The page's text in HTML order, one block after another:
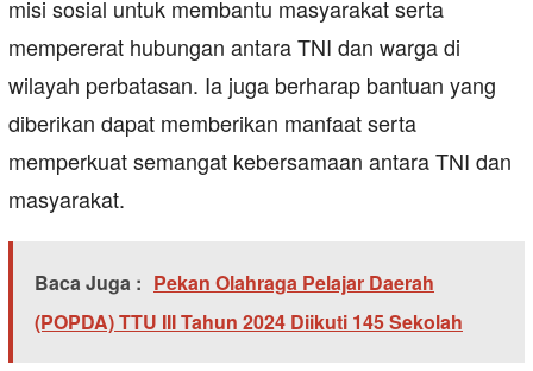
misi sosial untuk membantu masyarakat serta
mempererat hubungan antara TNI dan warga di
wilayah perbatasan. Ia juga berharap bantuan yang
diberikan dapat memberikan manfaat serta
memperkuat semangat kebersamaan antara TNI dan
masyarakat.
Baca Juga : Pekan Olahraga Pelajar Daerah
(POPDA) TTU III Tahun 2024 Diikuti 145 Sekolah